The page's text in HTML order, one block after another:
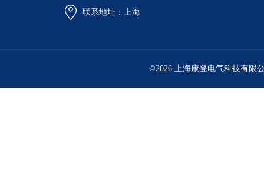
联系地址：上海
©2026 上海康登电气科技有限